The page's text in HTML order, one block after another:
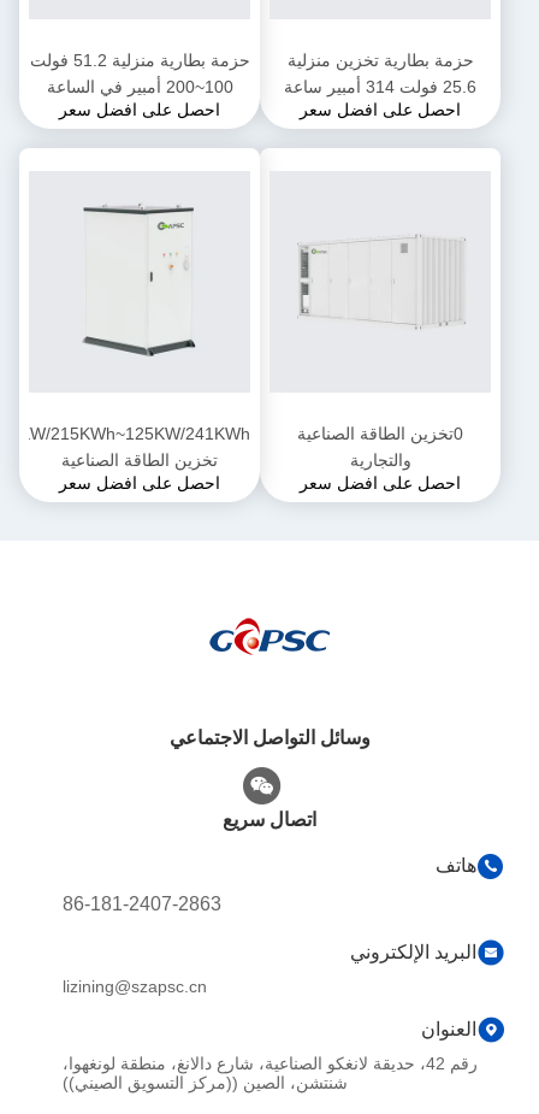
حزمة بطارية تخزين منزلية
25.6 فولت 314 أمبير ساعة
احصل على افضل سعر
حزمة بطارية منزلية 51.2 فولت
100~200 أمبير في الساعة
احصل على افضل سعر
0تخزين الطاقة الصناعية
والتجارية
احصل على افضل سعر
تخزين الطاقة الصناعية
والتجارية
احصل على افضل سعر
وسائل التواصل الاجتماعي
اتصال سريع
هاتف
86-181-2407-2863
البريد الإلكتروني
lizining@szapsc.cn
العنوان
رقم 42، حديقة لانغكو الصناعية، شارع دالانغ، منطقة لونغهوا،
شنتشن، الصين ((مركز التسويق الصيني))